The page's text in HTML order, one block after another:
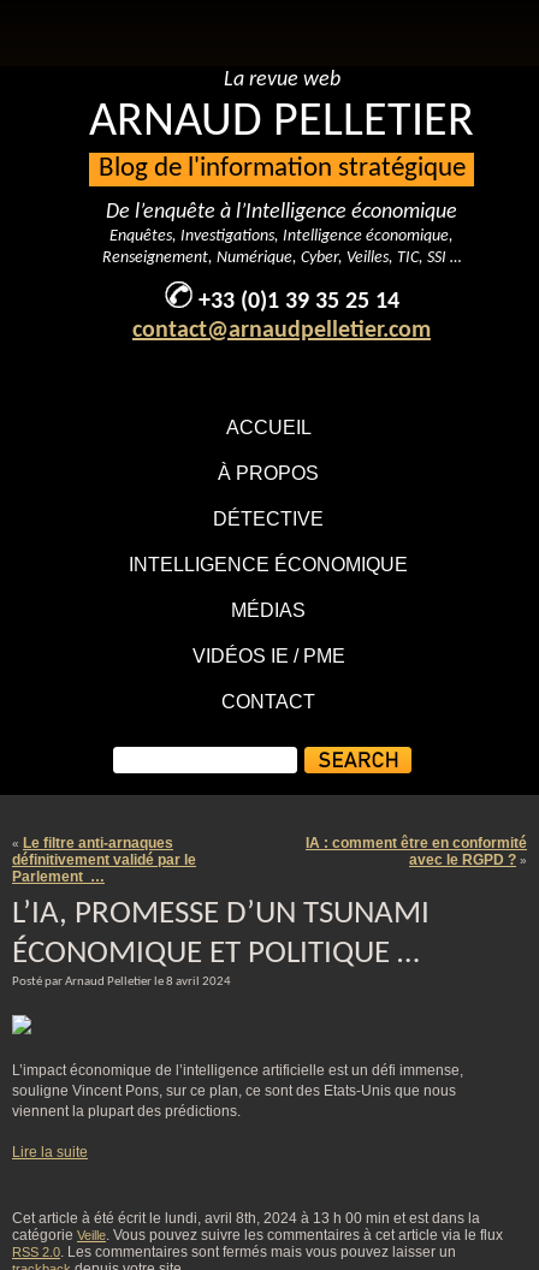
ACCUEIL
À PROPOS
DÉTECTIVE
INTELLIGENCE ÉCONOMIQUE
MÉDIAS
VIDÉOS IE / PME
CONTACT
La revue web
ARNAUD PELLETIER
Blog de l'information stratégique
De l’enquête à l’Intelligence économique
Enquêtes, Investigations, Intelligence économique,
Renseignement, Numérique, Cyber, Veilles, TIC, SSI …
+33 (0)1 39 35 25 14
contact@arnaudpelletier.com
« Le filtre anti-arnaques
définitivement validé par le
Parlement …
IA : comment être en conformité
avec le RGPD ? »
L’IA, PROMESSE D’UN TSUNAMI
ÉCONOMIQUE ET POLITIQUE …
Posté par Arnaud Pelletier le 8 avril 2024
L’impact économique de l’intelligence artificielle est un défi immense,
souligne Vincent Pons, sur ce plan, ce sont des Etats-Unis que nous
viennent la plupart des prédictions.
Lire la suite
Cet article à été écrit le lundi, avril 8th, 2024 à 13 h 00 min et est dans la
catégorie Veille. Vous pouvez suivre les commentaires à cet article via le flux
RSS 2.0. Les commentaires sont fermés mais vous pouvez laisser un